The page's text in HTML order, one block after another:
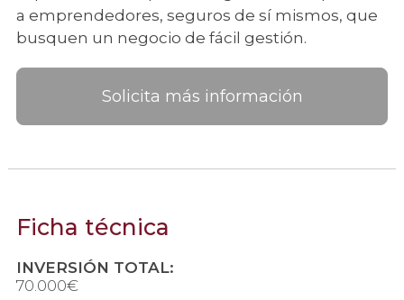
a emprendedores, seguros de sí mismos, que
busquen un negocio de fácil gestión.
Solicita más información
Ficha técnica
INVERSIÓN TOTAL:
70.000€